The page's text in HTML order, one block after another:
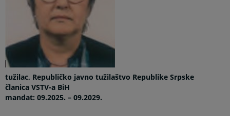
tužilac, Republičko javno tužilaštvo Republike Srpske
članica VSTV-a BiH
mandat: 09.2025. – 09.2029.